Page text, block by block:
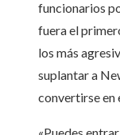
funcionarios
fuera el
los más
suplantar a
convertirse en